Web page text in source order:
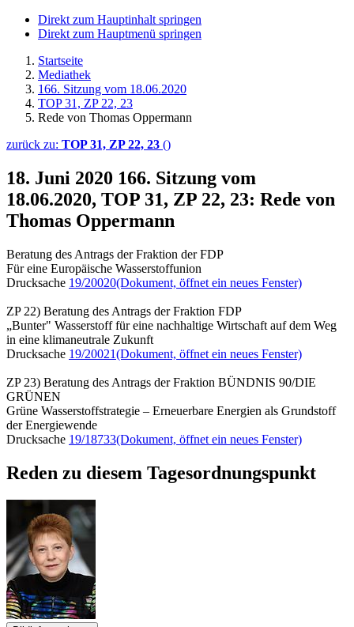
Direkt zum Hauptinhalt springen
Direkt zum Hauptmenü springen
Startseite
Mediathek
166. Sitzung vom 18.06.2020
TOP 31, ZP 22, 23
Rede von Thomas Oppermann
zurück zu: TOP 31, ZP 22, 23 ()
18. Juni 2020 166. Sitzung vom
18.06.2020, TOP 31, ZP 22, 23: Rede von
Thomas Oppermann
Beratung des Antrags der Fraktion der FDP
Für eine Europäische Wasserstoffunion
Drucksache 19/20020(Dokument, öffnet ein neues Fenster)
ZP 22) Beratung des Antrags der Fraktion FDP
„Bunter" Wasserstoff für eine nachhaltige Wirtschaft auf dem Weg
in eine klimaneutrale Zukunft
Drucksache 19/20021(Dokument, öffnet ein neues Fenster)
ZP 23) Beratung des Antrags der Fraktion BÜNDNIS 90/DIE
GRÜNEN
Grüne Wasserstoffstrategie – Erneuerbare Energien als Grundstoff
der Energiewende
Drucksache 19/18733(Dokument, öffnet ein neues Fenster)
Reden zu diesem Tagesordnungspunkt